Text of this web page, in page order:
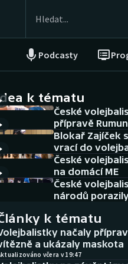
Podcasty
NEPŘEHLÉDNĚTE
Historické návraty
Aplikace ČT sport
AZ kvíz
k tématu
České
přípravě
Blokař Zajíček
vrací do
České
na domácí ME
České
národů
k tématu
načaly
a ukázaly maskota
včera v 19:47